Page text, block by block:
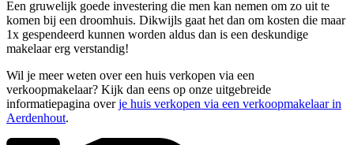
Een gruwelijk goede investering die men kan nemen om zo uit te
komen bij een droomhuis. Dikwijls gaat het dan om kosten die maar
1x gespendeerd kunnen worden aldus dan is een deskundige
makelaar erg verstandig!
Wil je meer weten over een huis verkopen via een
verkoopmakelaar? Kijk dan eens op onze uitgebreide
informatiepagina overje huis verkopen via een verkoopmakelaar in
Aerdenhout.